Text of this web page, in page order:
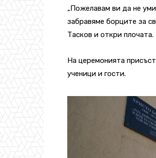
„Пожелавам ви да не
забравяме борците за
Тасков и откри плочата.
На церемонията
ученици и гости.